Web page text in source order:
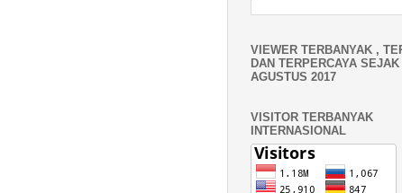
VIEWER TERBANYAK ,
DAN TERPERCAYA SEJAK
AGUSTUS 2017
VISITOR TERBANYAK
INTERNASIONAL